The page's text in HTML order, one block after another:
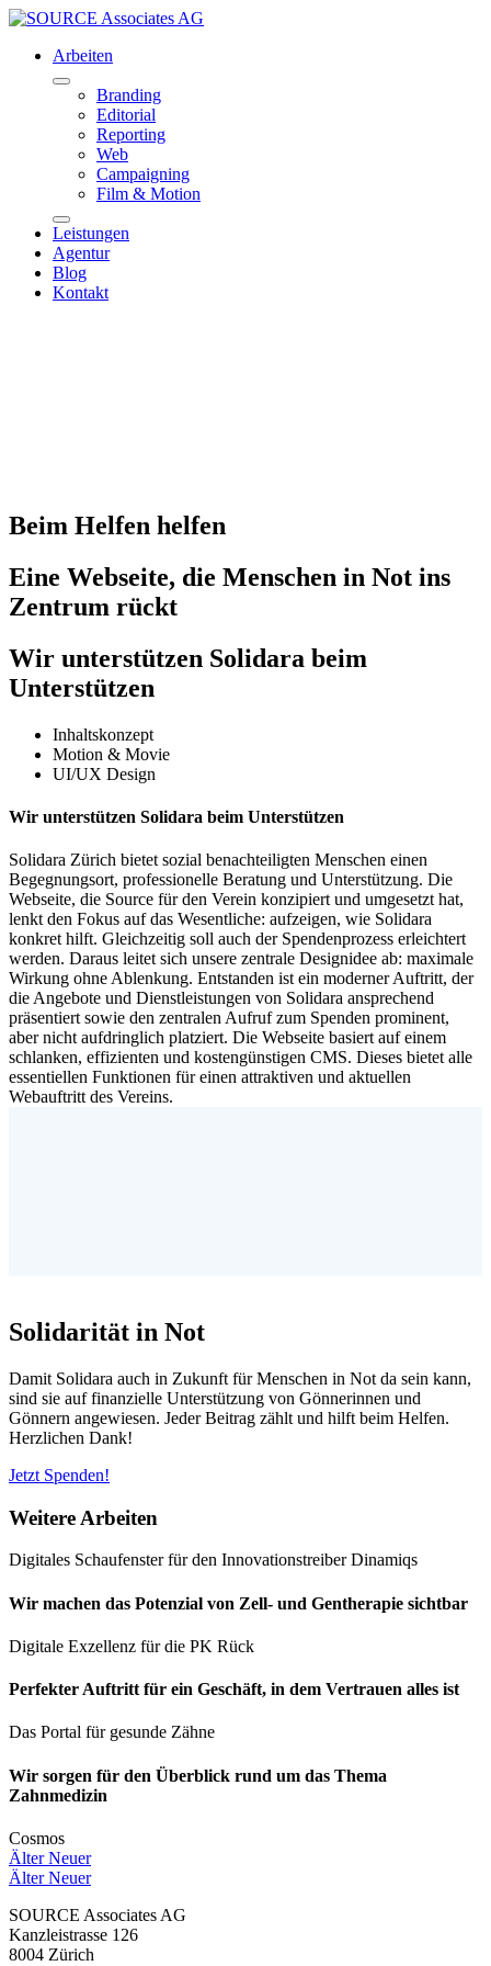
Arbeiten
Branding
Editorial
Reporting
Web
Campaigning
Film & Motion
Leistungen
Agentur
Blog
Kontakt
Beim Helfen helfen
Eine Webseite, die Menschen in Not ins
Zentrum rückt
Wir unterstützen Solidara beim
Unterstützen
Inhaltskonzept
Motion & Movie
UI/UX Design
Wir unterstützen Solidara beim Unterstützen
Solidara Zürich bietet sozial benachteiligten Menschen einen
Begegnungsort, professionelle Beratung und Unterstützung. Die
Webseite, die Source für den Verein konzipiert und umgesetzt hat,
lenkt den Fokus auf das Wesentliche: aufzeigen, wie Solidara
konkret hilft. Gleichzeitig soll auch der Spendenprozess erleichtert
werden. Daraus leitet sich unsere zentrale Designidee ab: maximale
Wirkung ohne Ablenkung. Entstanden ist ein moderner Auftritt, der
die Angebote und Dienstleistungen von Solidara ansprechend
präsentiert sowie den zentralen Aufruf zum Spenden prominent,
aber nicht aufdringlich platziert. Die Webseite basiert auf einem
schlanken, effizienten und kostengünstigen CMS. Dieses bietet alle
essentiellen Funktionen für einen attraktiven und aktuellen
Webauftritt des Vereins.
Solidarität in Not
Damit Solidara auch in Zukunft für Menschen in Not da sein kann,
sind sie auf finanzielle Unterstützung von Gönnerinnen und
Gönnern angewiesen. Jeder Beitrag zählt und hilft beim Helfen.
Herzlichen Dank!
Jetzt Spenden!
Weitere Arbeiten
Digitales Schaufenster für den Innovationstreiber Dinamiqs
Wir machen das Potenzial von Zell- und Gentherapie sichtbar
Digitale Exzellenz für die PK Rück
Perfekter Auftritt für ein Geschäft, in dem Vertrauen alles ist
Das Portal für gesunde Zähne
Wir sorgen für den Überblick rund um das Thema
Zahnmedizin
Cosmos
ÄlterNeuer
ÄlterNeuer
SOURCE Associates AG
Kanzleistrasse 126
8004 Zürich